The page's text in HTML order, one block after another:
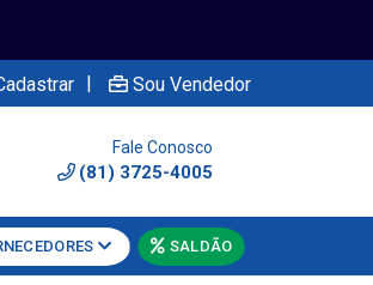
| Sou Vendedor
Fale Conosco
(81) 3725-4005
SALDÃO